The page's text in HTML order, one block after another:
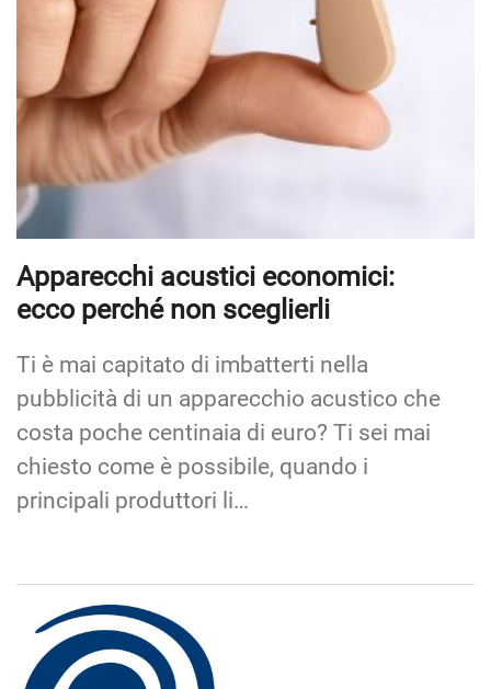
Apparecchi acustici economici:
ecco perché non sceglierli
Ti è mai capitato di imbatterti nella
pubblicità di un apparecchio acustico che
costa poche centinaia di euro? Ti sei mai
chiesto come è possibile, quando i
principali produttori li…